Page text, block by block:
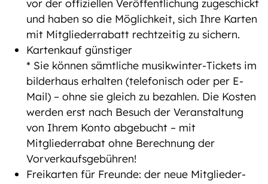
vor der offiziellen Veröffentlichung zugeschickt
und haben so die Möglichkeit, sich Ihre Karten
mit Mitgliederrabatt rechtzeitig zu sichern.
Kartenkauf günstiger
* Sie können sämtliche musikwinter-Tickets im
bilderhaus erhalten (telefonisch oder per E-
Mail) – ohne sie gleich zu bezahlen. Die Kosten
werden erst nach Besuch der Veranstaltung
von Ihrem Konto abgebucht – mit
Mitgliederrabat ohne Berechnung der
Vorverkaufsgebühren!
Freikarten für Freunde: der neue Mitglieder-